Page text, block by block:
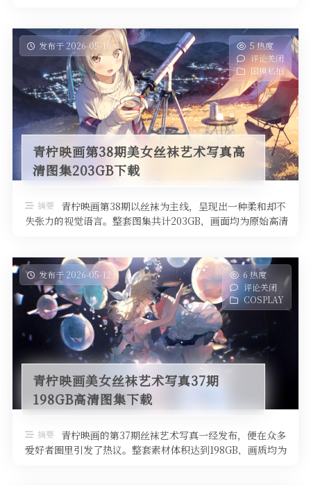
发布于 2026-05-18
5 热度
评论关闭
国模私拍
青柠映画第38期美女丝袜艺术写真高
清图集203GB下载
摘要
青柠映画第38期以丝袜为主线，呈现出一种柔和却不
失张力的视觉语言。整套图集共计203GB，画面均为原始高清
发布于 2026-05-12
6 热度
评论关闭
COSPLAY
青柠映画美女丝袜艺术写真37期
198GB高清图集下载
摘要
青柠映画的第37期丝袜艺术写真一经发布，便在众多
爱好者圈里引发了热议。整套素材体积达到198GB，画质均为